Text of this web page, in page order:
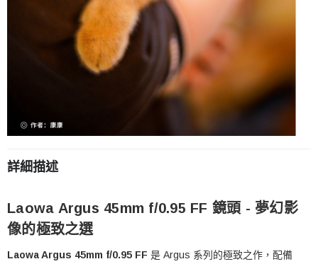
詳細描述
Laowa Argus 45mm f/0.95 FF 鏡頭 - 夢幻影
像的極致之選
Laowa Argus 45mm f/0.95 FF 是 Argus 系列的極致之作，配備